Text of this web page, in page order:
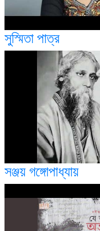
সুস্মিতা পাত্র
সঞ্জয় গঙ্গোপাধ্যায়